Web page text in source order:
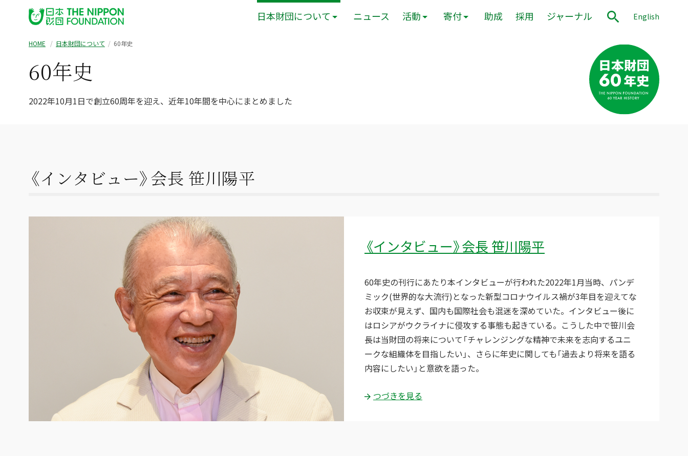
日本財団について ニュース 活動 寄付 助成 採用 ジャーナル English
HOME 日本財団について 60年史
60年史
2022年10月1日で創立60周年を迎え、 近年10年間を中心にまとめました
《インタビュー》会長 笹川陽平
《インタビュー》会長 笹川陽平
60年史の刊行にあたり本インタビューが行われた2022年1月当時、パンデ
ミック(世界的な大流行)となった新型コロナウイルス禍が3年目を迎えてな
お収束が見えず、国内も国際社会も混迷を深めていた。インタビュー後に
はロシアがウクライナに侵攻する事態も起きている。こうした中で笹川会
長は当財団の将来について「チャレンジングな精神で未来を志向するユニ
ークな組織体を目指したい」、さらに年史に関しても「過去より将来を語る
内容にしたい」と意欲を語った。
つづきを見る